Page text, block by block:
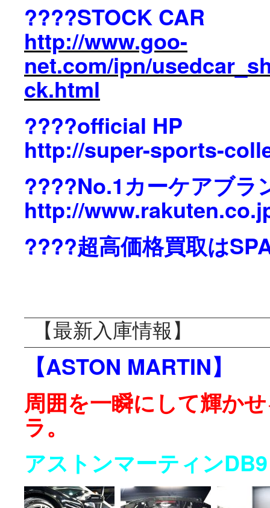
????STOCK CAR
http://www.goo-
net.com/ipn/
ck.html
????official HP
http://super-sports-
????No.1カーケアブラ
http://
????超高価格買取は
【最新入庫情報】
【ASTON MARTIN】
周囲を一瞬にして輝か
ラ。
アストンマーティン